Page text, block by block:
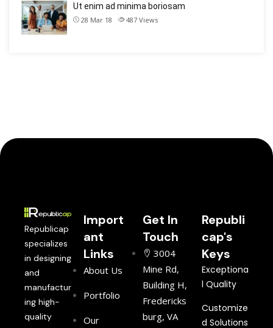
Ut enim ad minima boriosam
28 Mar 18 487 Views
Republicap
specializes
in designing
and
manufactur
ing high-
quality
Import
ant
Links
About Us
Portfolio
Our
Get In
Touch
3004
Mine Rd,
Building H,
Fredericks
burg, VA
Republi
cap's
Keys
Exceptiona
l Quality
Customize
d Solutions